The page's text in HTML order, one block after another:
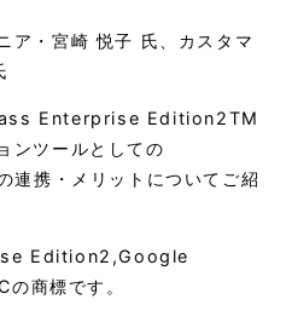
ア・宮崎 悦子 氏、カスタマ
Enterprise Edition2TM
ンツールとしての
携・メリットについてご紹
Edition2,Google
商標です。